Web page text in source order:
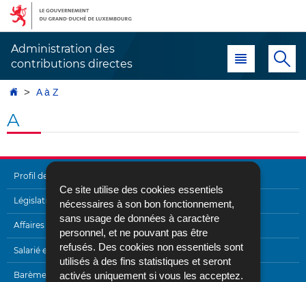
Ce site utilise des cookies essentiels
nécessaires à son bon fonctionnement,
sans usage de données à caractère
personnel, et ne pouvant pas être
refusés. Des cookies non essentiels sont
utilisés à des fins statistiques et seront
activés uniquement si vous les acceptez.
Aller
navigation
Aller
au
Administration des
contributions directes
Menu principal
AccueilA à Z
A
MENU
DE
NAVIGATION
Profil de l'Administration
Législation
Affaires internationales
Salarié et pensionné
Barèmes